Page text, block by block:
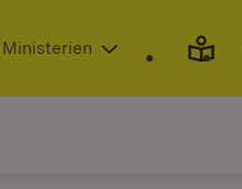
Fenster)